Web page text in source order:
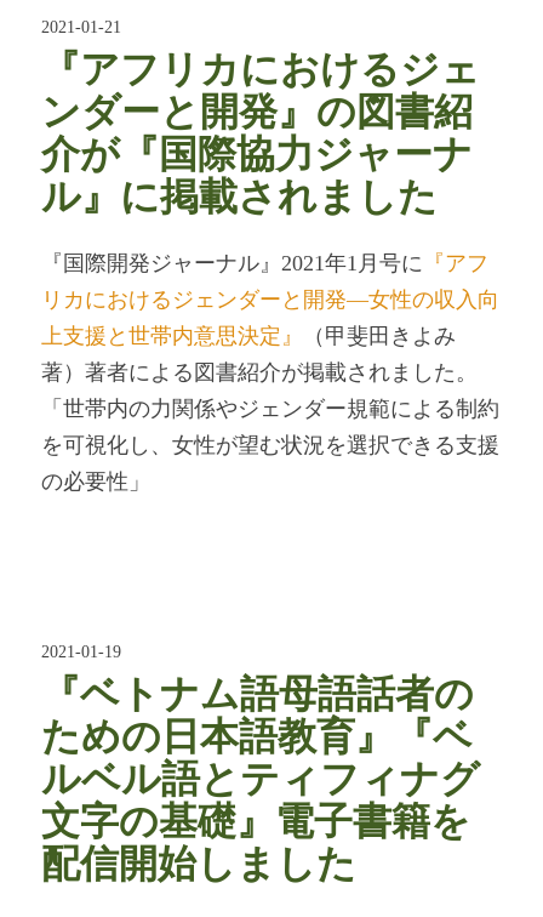
2021-01-21
『アフリカにおけるジェ
ンダーと開発』の図書紹
介が『国際協力ジャーナ
ル』に掲載されました
『国際開発ジャーナル』2021年1月号に 『アフ
リカにおけるジェンダーと開発―女性の収入向
上支援と世帯内意思決定』
（甲斐田きよみ
著）著者による図書紹介が掲載されました。
「世帯内の力関係やジェンダー規範による制約
を可視化し、女性が望む状況を選択できる支援
の必要性」
2021-01-19
『ベトナム語母語話者の
ための日本語教育』『ベ
ルベル語とティフィナグ
文字の基礎』電子書籍を
配信開始しました